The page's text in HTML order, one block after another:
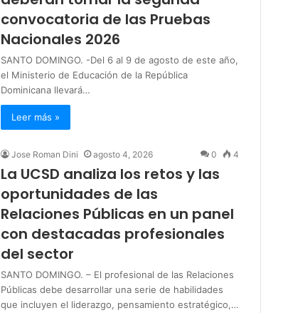
convocatoria de las Pruebas
Nacionales 2026
SANTO DOMINGO. -Del 6 al 9 de agosto de este año,
el Ministerio de Educación de la República
Dominicana llevará…
Leer más »
Jose Roman Dini agosto 4, 2026 0 4
La UCSD analiza los retos y las
oportunidades de las
Relaciones Públicas en un panel
con destacadas profesionales
del sector
SANTO DOMINGO. – El profesional de las Relaciones
Públicas debe desarrollar una serie de habilidades
que incluyen el liderazgo, pensamiento estratégico,…